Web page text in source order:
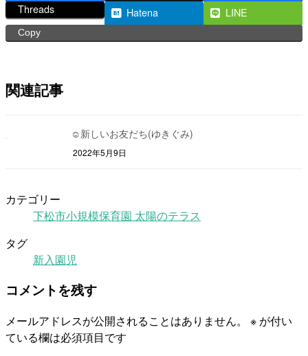
Threads
Hatena LINE
Copy
関連記事
☺新しいお友だち(ゆきぐみ)
2022年5月9日
カテゴリー
下松市小規模保育園 太陽のテラス
タグ
新入園児
コメントを残す
メールアドレスが公開されることはありません。 ※ が付い
ている欄は必須項目です